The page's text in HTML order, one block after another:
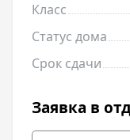
Класс
Статус дома
Срок сдачи
Заявка в